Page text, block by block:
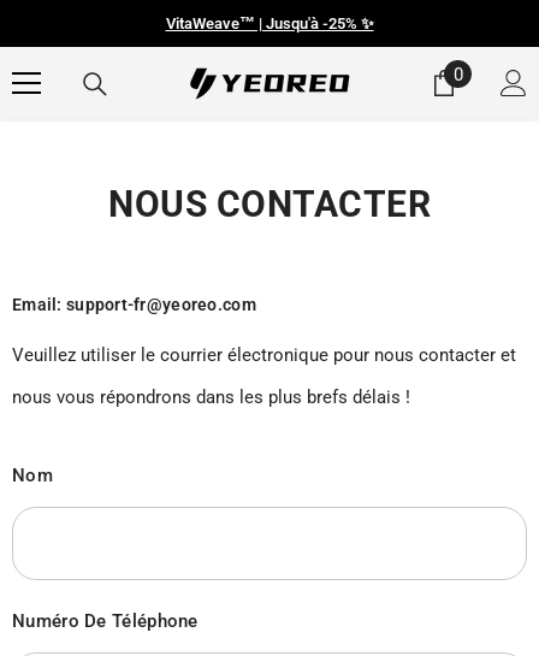
VitaWeave™ | Jusqu'à -25% ✨
0
0
article
NOUS CONTACTER
Email: support-fr@yeoreo.com
Veuillez utiliser le courrier électronique pour nous contacter et
nous vous répondrons dans les plus brefs délais !
Nom
Numéro De Téléphone